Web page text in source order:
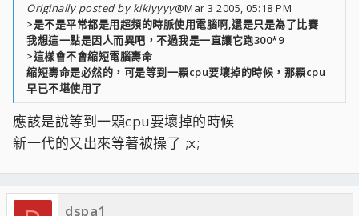
Originally posted by kikiyyyy@Mar 3 2005, 05:18 PM
>是不是平常都是用超頻的時脈使用電腦啊,還是只是為了比賽
我想這一點是因人而異吧，不過我是一直讓它跑300*9
>這樣會不會縮短電腦壽命
縮短壽命是必然的，可是等到一顆cpu要壞掉的時候，那顆cpu
早已不堪使用了
應該是說等到一顆cpu要壞掉的時候
新一代的又出來等著被操了 ;x;
dspa1